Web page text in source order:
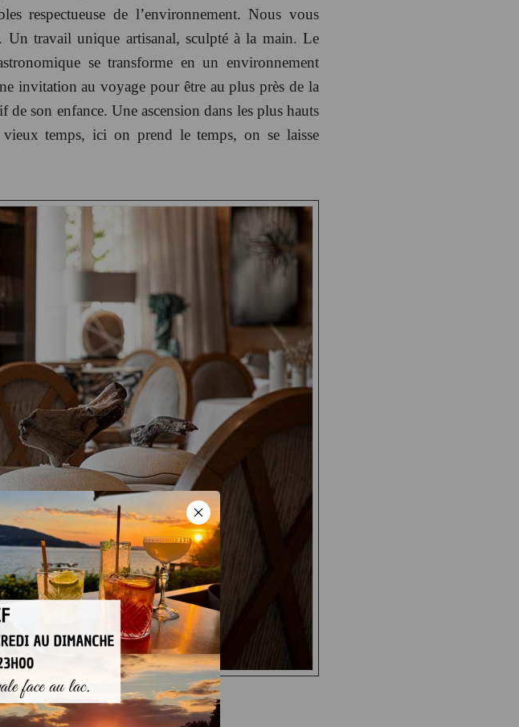
respectueuse de l’environnement. Nous vous
Un travail unique artisanal, sculpté à la main. Le
se transforme en un environnement
invitation au voyage pour être au plus près de la
son enfance. Une ascension dans les plus hauts
temps, ici on prend le temps, on se laisse